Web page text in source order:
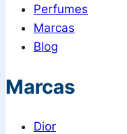
Perfumes
Marcas
Blog
Marcas
Dior